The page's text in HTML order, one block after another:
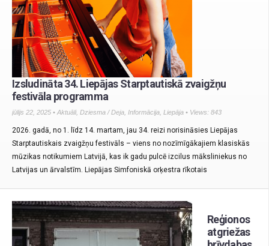
Izsludināta 34. Liepājas Starptautiskā zvaigžņu
festivāla programma
jūlijs 22, 2025 • Aktuāli, Dziesma / Deja Informācija Liepāja • Views: 843
2026. gadā, no 1. līdz 14. martam, jau 34. reizi norisināsies Liepājas
Starptautiskais zvaigžņu festivāls – viens no nozīmīgākajiem klasiskās
mūzikas notikumiem Latvijā, kas ik gadu pulcē izcilus māksliniekus no
Latvijas un ārvalstīm. Liepājas Simfoniskā orķestra rīkotais
Reģionos
atgriežas